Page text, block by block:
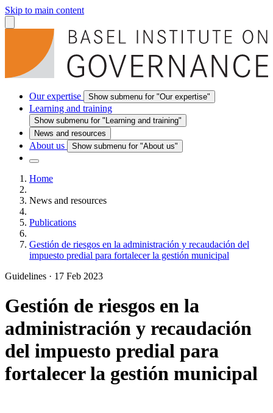
Skip to main content
Our expertise Show submenu for "Our expertise"
Learning and training
Show submenu for "Learning and training"
News and resources
About us Show submenu for "About us"
Home
News and resources
Publications
Gestión de riesgos en la administración y recaudación del
impuesto predial para fortalecer la gestión municipal
Guidelines · 17 Feb 2023
Gestión de riesgos en la
administración y recaudación
del impuesto predial para
fortalecer la gestión municipal